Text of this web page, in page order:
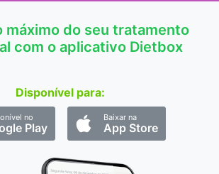
máximo do seu tratamento
com o aplicativo Dietbox
Disponível para:
no
Play
Baixar na
App Store